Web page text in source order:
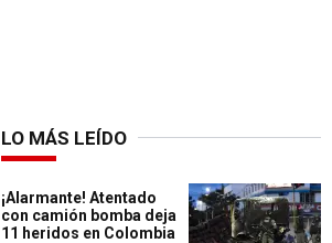
LO MÁS LEÍDO
¡Alarmante! Atentado
con camión bomba deja
11 heridos en Colombia